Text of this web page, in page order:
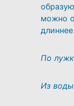
можно
По
Из